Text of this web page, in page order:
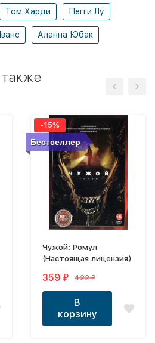
Том Харди Пегги Лу
Аланна Юбак
Бестселлер
-15%
Чужой: Ромул
(Настоящая лицензия)
359 ₽ 422₽
В
корзину